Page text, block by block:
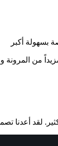
بسهولة أكبر
لقد أعدنا